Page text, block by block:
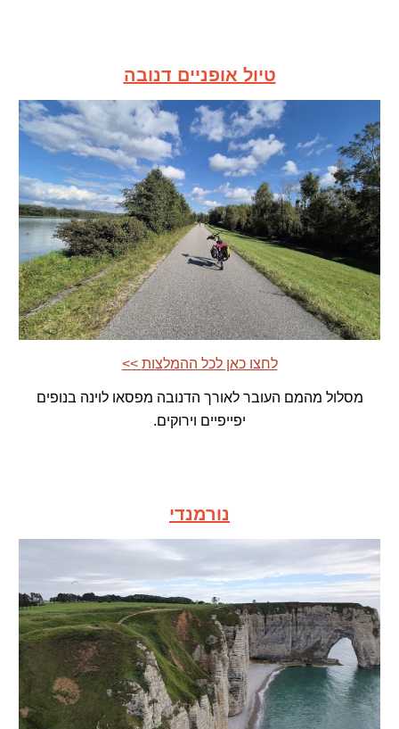
טיול אופניים דנובה
<< לחצו כאן לכל ההמלצות
מסלול מהמם העובר לאורך הדנובה מפסאו לוינה בנופים
יפייפיים וירוקים.
נורמנדי